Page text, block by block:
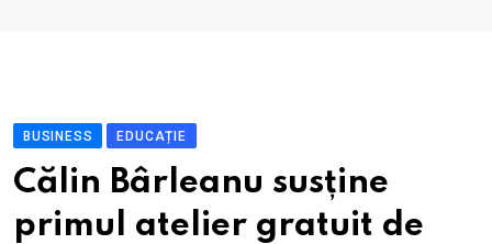
BUSINESS EDUCAȚIE
Călin Bârleanu susține
primul atelier gratuit de